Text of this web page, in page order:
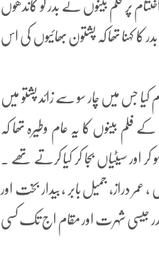
پر فلم بینوں نے بدر کو کاندھوں
کہنا تھا کہ پشتون بھائیوں کی اس
نے مجموعی طور پر 550 فلموں میں کام کیا جس میں چار سو سے زائد پشتو میں
فلم بینوں کا یہ عام وطیرہ تھا کہ
اور سیٹیاں بجا کر کیا کرتے تھے ۔
جمیل بابر ، بیدار بخت اور
بدر جیسی شہرت اور مقام اج تک کسی